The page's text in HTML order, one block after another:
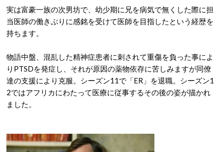
実は富豪一族の次男坊で、幼少期に兄を病気で無くした際に担
当医師の働きぶりに感銘を受けて医師を目指したという経歴を
持ちます。
物語中盤、混乱した精神症患者に刺されて重傷を負った事によ
りPTSDを発症し、それが原因の薬物依存に苦しみますが同僚
達の支援により克服。シーズン11で「ER」を退職。シーズン1
2ではアフリカにわたって医療に従事するその後の姿が描かれ
ました。